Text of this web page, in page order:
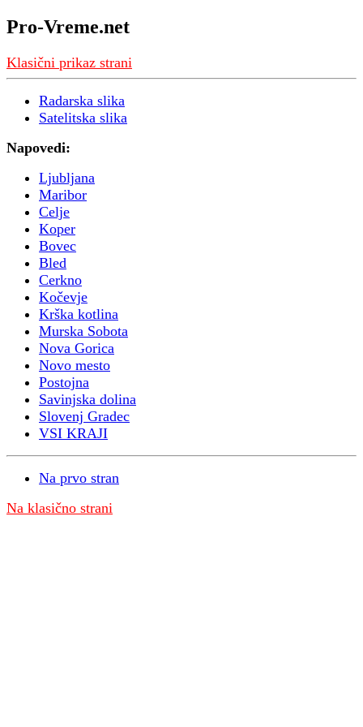
Pro-Vreme.net
Klasični prikaz strani
Radarska slika
Satelitska slika
Napovedi:
Ljubljana
Maribor
Celje
Koper
Bovec
Bled
Cerkno
Kočevje
Krška kotlina
Murska Sobota
Nova Gorica
Novo mesto
Postojna
Savinjska dolina
Slovenj Gradec
VSI KRAJI
Na prvo stran
Na klasično strani